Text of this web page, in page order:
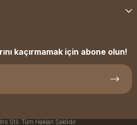
kaçırmamak için abone olun!
Stil. Tüm Hakları Saklıdır.